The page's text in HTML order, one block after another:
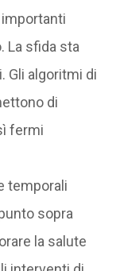
La sfida sta
Gli algoritmi di
di
fermi
temporali
sopra
la salute